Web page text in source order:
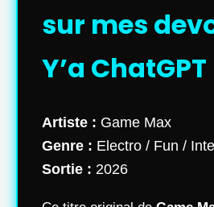
sur mes
Y’a ChatGPT
Artiste : Game Max
Genre : Electro / Fun /
Sortie : 2026